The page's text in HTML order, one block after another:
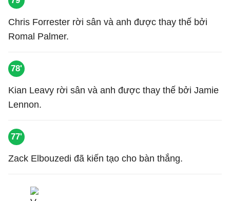
Chris Forrester rời sân và anh được thay thế bởi
Romal Palmer.
78'
Kian Leavy rời sân và anh được thay thế bởi Jamie
Lennon.
77'
Zack Elbouzedi đã kiến tạo cho bàn thắng.